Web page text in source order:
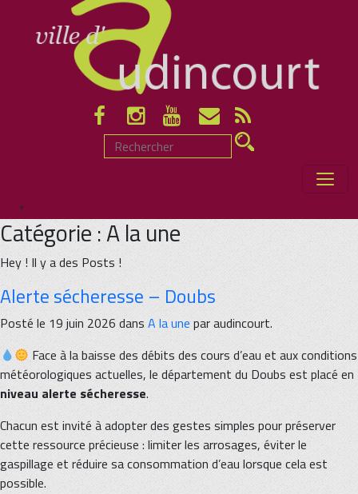
*
Catégorie : A la une
Hey ! Il y a des Posts !
Alerte sécheresse – Doubs
Posté le 19 juin 2026 dans A la une par audincourt.
Face à la baisse des débits des cours d’eau et aux conditions
météorologiques actuelles, le département du Doubs est placé en
niveau alerte sécheresse.
Chacun est invité à adopter des gestes simples pour préserver
cette ressource précieuse : limiter les arrosages, éviter le
gaspillage et réduire sa consommation d’eau lorsque cela est
possible.